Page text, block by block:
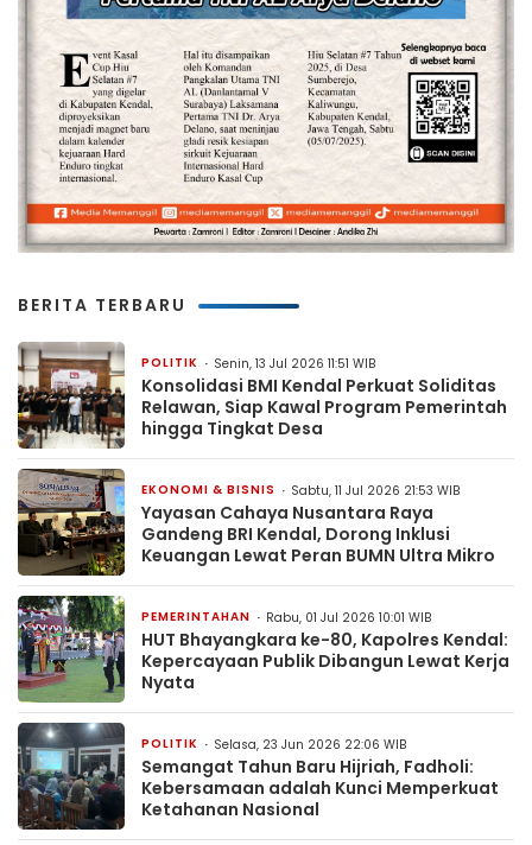
BERITA TERBARU
POLITIK Senin, 13 Jul 2026 11:51 WIB
Konsolidasi BMI Kendal Perkuat Soliditas
Relawan, Siap Kawal Program Pemerintah
hingga Tingkat Desa
EKONOMI & BISNIS Sabtu, 11 Jul 2026 21:53 WIB
Yayasan Cahaya Nusantara Raya
Gandeng BRI Kendal, Dorong Inklusi
Keuangan Lewat Peran BUMN Ultra Mikro
PEMERINTAHAN Rabu, 01 Jul 2026 10:01 WIB
HUT Bhayangkara ke-80, Kapolres Kendal:
Kepercayaan Publik Dibangun Lewat Kerja
Nyata
POLITIK Selasa, 23 Jun 2026 22:06 WIB
Semangat Tahun Baru Hijriah, Fadholi:
Kebersamaan adalah Kunci Memperkuat
Ketahanan Nasional